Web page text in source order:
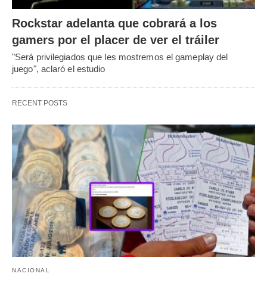
Rockstar adelanta que cobrará a los
gamers por el placer de ver el tráiler
"Será privilegiados que les mostremos el gameplay del
juego", aclaró el estudio
RECENT POSTS
NACIONAL